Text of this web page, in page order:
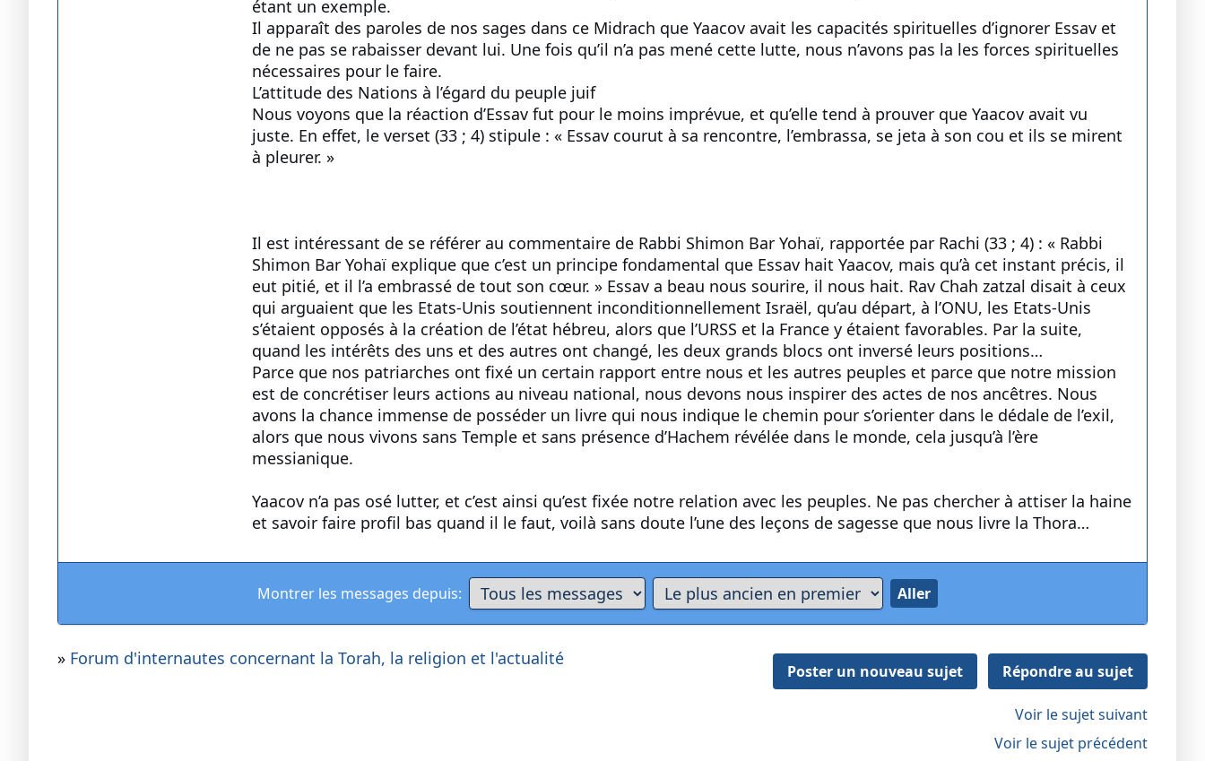
étant un exemple.
Il apparaît des paroles de nos sages dans ce Midrach que Yaacov avait les capacités spirituelles d’ignorer Essav et
de ne pas se rabaisser devant lui. Une fois qu’il n’a pas mené cette lutte, nous n’avons pas la les forces spirituelles
nécessaires pour le faire.
L’attitude des Nations à l’égard du peuple juif
Nous voyons que la réaction d’Essav fut pour le moins imprévue, et qu’elle tend à prouver que Yaacov avait vu
juste. En effet, le verset (33 ; 4) stipule : « Essav courut à sa rencontre, l’embrassa, se jeta à son cou et ils se mirent
à pleurer. »
Il est intéressant de se référer au commentaire de Rabbi Shimon Bar Yohaï, rapportée par Rachi (33 ; 4) : « Rabbi
Shimon Bar Yohaï explique que c’est un principe fondamental que Essav hait Yaacov, mais qu’à cet instant précis, il
eut pitié, et il l’a embrassé de tout son cœur. » Essav a beau nous sourire, il nous hait. Rav Chah zatzal disait à ceux
qui arguaient que les Etats-Unis soutiennent inconditionnellement Israël, qu’au départ, à l’ONU, les Etats-Unis
s’étaient opposés à la création de l’état hébreu, alors que l’URSS et la France y étaient favorables. Par la suite,
quand les intérêts des uns et des autres ont changé, les deux grands blocs ont inversé leurs positions…
Parce que nos patriarches ont fixé un certain rapport entre nous et les autres peuples et parce que notre mission
est de concrétiser leurs actions au niveau national, nous devons nous inspirer des actes de nos ancêtres. Nous
avons la chance immense de posséder un livre qui nous indique le chemin pour s’orienter dans le dédale de l’exil,
alors que nous vivons sans Temple et sans présence d’Hachem révélée dans le monde, cela jusqu’à l’ère
messianique.
Yaacov n’a pas osé lutter, et c’est ainsi qu’est fixée notre relation avec les peuples. Ne pas chercher à attiser la haine
et savoir faire profil bas quand il le faut, voilà sans doute l’une des leçons de sagesse que nous livre la Thora…
Montrer les messages depuis:
» Forum d'internautes concernant la Torah, la religion et l'actualité
Poster un nouveau sujet Répondre au sujet
Voir le sujet suivant
Voir le sujet précédent